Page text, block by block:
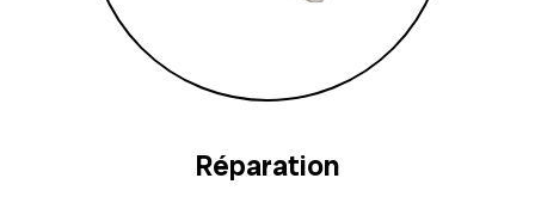
Réparation